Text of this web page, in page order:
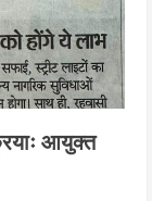
आयुक्त